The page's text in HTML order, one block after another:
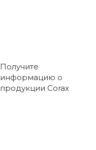
Получите
информацию о
продукции Corax